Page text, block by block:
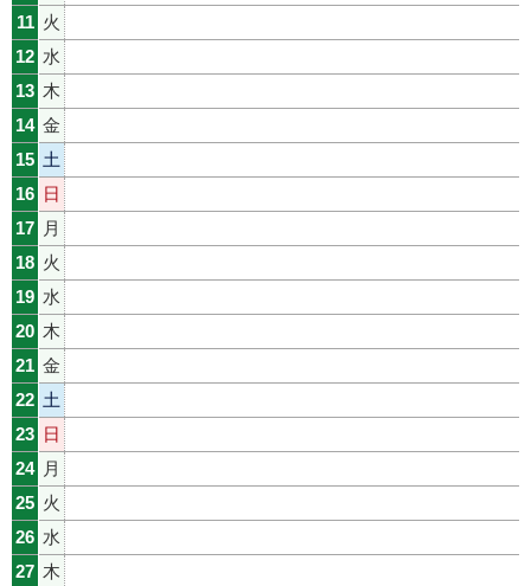
11 火
12 水
13 木
14 金
15 土
16 日
17 月
18 火
19 水
20 木
21 金
22 土
23 日
24 月
25 火
26 水
27 木